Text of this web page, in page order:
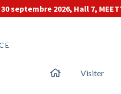
septembre 2026, Hall 7,
Visiter